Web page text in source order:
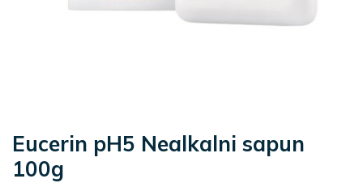
Eucerin pH5 Nealkalni sapun
100g